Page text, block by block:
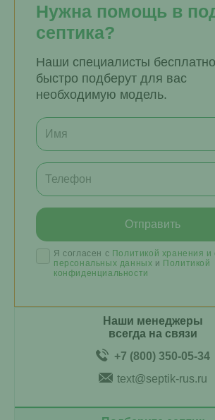
Наши менеджеры
всегда на связи
+7 (800) 350-05-34
text@septik-rus.ru
Нужна помощь в
септика?
Наши специалисты
быстро подберут для вас
необходимую модель.
Я согласен с Политикой хранения и
персональных данных и Политикой
конфиденциальности